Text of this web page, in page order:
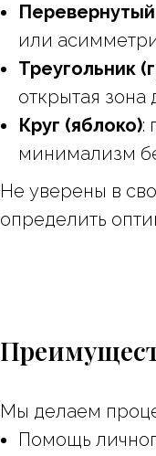
или
Треугольник
открытая
Круг (яблоко):
минимализм
Не уверены в
определить
Мы делаем
Помощь